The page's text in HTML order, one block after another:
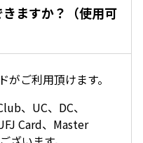
ますか？（使用可
ご利用頂けます。
、UC、DC、
Card、Master